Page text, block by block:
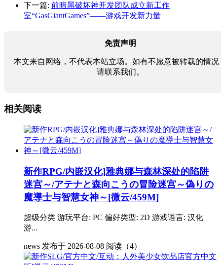
下一篇: 前暗黑破坏神开发团队成立新工作
室“GasGiantGames”——游戏开发新力量
免责声明
本文来自网络，不代表本站立场。如有不愿意被转载的情况
请联系我们。
相关阅读
新作RPG/内嵌汉化]雅典娜与森林深处的陷阱
迷宫～/アテナと森向こうの冒险迷宫～偽りの
魔導士与智慧女神～[微云/459M]
超级分类 游玩平台: PC 偏好类型: 2D 游戏语言: 汉化
游...
news 发布于 2026-08-08 阅读（4）